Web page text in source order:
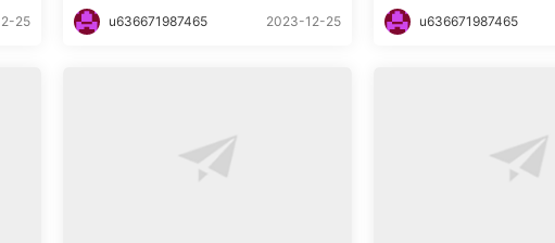
25 u636671987465 2023-12-25 u636671987465